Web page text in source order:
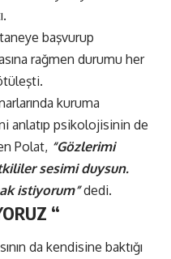
başvurup
rağmen durumu her
kuruma
anlatıp psikolojisinin de
Polat, “Gözlerimi
sesimi duysun.
istiyorum”dedi.
“
da kendisine baktığı